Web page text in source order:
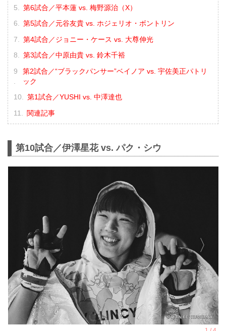
第6試合／平本蓮 vs. 梅野源治（X）
第5試合／元谷友貴 vs. ホジェリオ・ボントリン
第4試合／ジョニー・ケース vs. 大尊伸光
第3試合／中原由貴 vs. 鈴木千裕
第2試合／“ブラックパンサー”ベイノア vs. 宇佐美正パトリ
ック
第1試合／YUSHI vs. 中澤達也
関連記事
第10試合／伊澤星花 vs. パク・シウ